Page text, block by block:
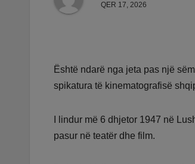
QER 17, 2026
Është ndarë nga jeta pas një
spikatura të kinematografisë
I lindur më 6 dhjetor 1947 në
pasur në teatër dhe film.